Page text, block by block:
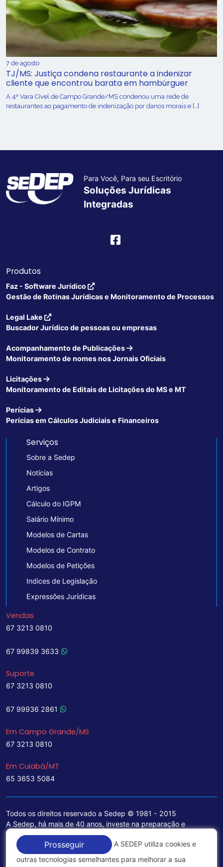
7 de agosto
TJ/MS: Justiça condena restaurante a indenizar
cliente que encontrou barata em hambúrguer
A 4ª Vara Cível de Campo Grande/MS condenou uma rede de
restaurantes ao pagamento de indenização por danos morais e […]
Para Você, Para seu Escritório
Soluções Jurídicas
Integradas
Produtos
Faz - Software Jurídico
Gestão de Rotinas Jurídicas e Monitoramento de Processos
Legal Lake
Buscador Jurídico de pessoas ou empresas
Acompanhamento de Publicações
Monitoramento de nomes nos Jornais Oficiais
Licitações
Monitoramento de Editais de Licitações do MS e MT
Perícias
Perícias em Cálculos Judiciais e Financeiros
Serviços
Sobre a Sedep
Notícias
Artigos
Cálculo do IGPM
Salário Mínimo
Modelos de Cartas
Modelos de Contrato
Modelos de Petições
Indices de Legislação
Expressões Jurídicas
Vendas
67 3213 0810
67 99839 3633
Suporte
67 3213 0810
67 99936 2861
Em Campo Grande/MS
67 3213 0810
Em Cuiabá/MT
65 3653 5084
Todos os direitos reservado a Sedep © 1981 - 2015
A Sedep, há mais de 40 anos, investe na preparação e
treinamento de funcionários e na aquisição de tecnologia de
ponta para a ampliação de seu portfólio de serviços voltados
para a área jurídica, que contemplam informações seguras e
Prosseguir
A SEDEP utiliza cookies e
outras tecnologias semelhantes para melhorar a sua